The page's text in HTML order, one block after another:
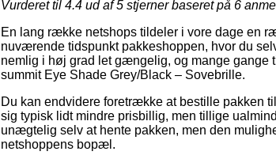
Vurderet til 4.4 ud af 5 stjerner baseret på 6
En lang række netshops tildeler i vore dage en
nuværende tidspunkt pakkeshoppen, hvor du
nemlig i høj grad let gængelig, og mange gange
summit Eye Shade Grey/Black – Sovebrille.
Du kan endvidere foretrække at bestille pakken
sig typisk lidt mindre prisbillig, men tillige
unægtelig selv at hente pakken, men den
netshoppens bopæl.